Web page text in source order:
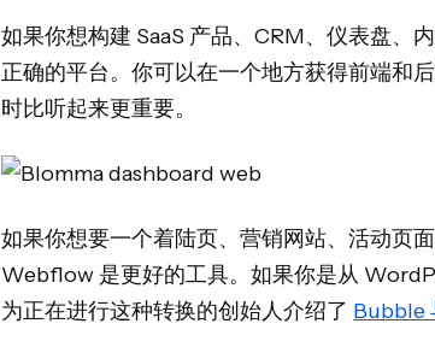
如果你想构建 SaaS 产品、CRM、仪表盘、
正确的平台。你可以在一个地方获得前端和
时比听起来更重要。
如果你想要一个着陆页、营销网站、活动页
Webflow 是更好的工具。如果你是从
为正在进行这种转换的创始人介绍了 Bubble